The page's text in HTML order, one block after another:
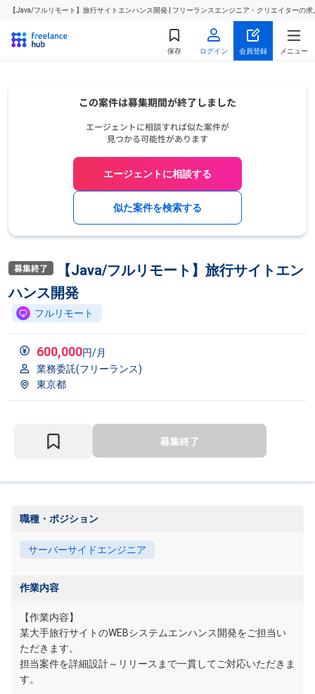
【Java/フルリモート】旅行サイトエンハンス開発 | フリーランスエンジニア・クリエイターの
保存 ログイン 会員登録 メニュー
エージェントに相談する
似た案件を検索する
【Java/フルリモート】旅行サイトエン
ハンス開発
フルリモート
600,000円/月
業務委託(フリーランス)
東京都
職種・ポジション
サーバーサイドエンジニア
作業内容
【作業内容】
某大手旅行サイトのWEBシステムエンハンス開発をご担当い
ただきます。
担当案件を詳細設計～リリースまで一貫してご対応いただきま
す。